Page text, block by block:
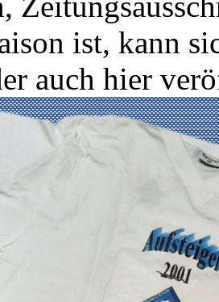
ist, kann
auch hier